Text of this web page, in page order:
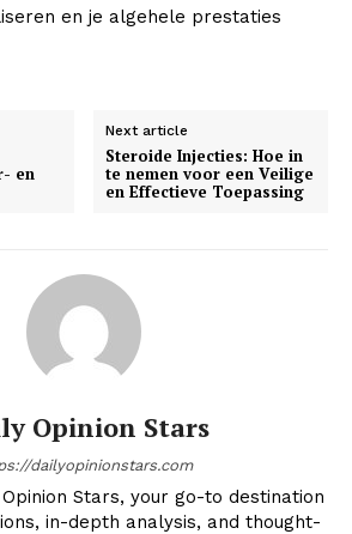
en je algehele prestaties
en
Next article
Steroide Injecties: Hoe in
te nemen voor een Veilige
en Effectieve Toepassing
Opinion Stars
dailyopinionstars.com
Stars, your go-to destination
in-depth analysis, and thought-